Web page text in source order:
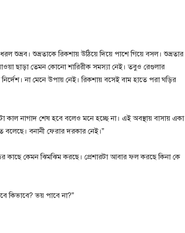
শুভ্রব। শুভ্রতাকে রিকশায় উঠিয়ে দিয়ে পাশে গিয়ে বসল। শুভ্রতার
ছাড়া তেমন কোনো শারিরীক সমস্যা নেই। তবুও রেগুলার
না মেনে উপায় নেই। রিকশায় বসেই বাম হাতে পরা ঘড়ির
নাগাদ শেষ হবে বলেও মনে হচ্ছে না। এই অবস্থায় বাসায় একা
বনানী ফেরার দরকার নেই।”
কাছে কেমন ঝিমঝিম করছে। প্রেশারটা আবার ফল করছে কিনা কে
কিভাবে? ভয় পাবে না?”